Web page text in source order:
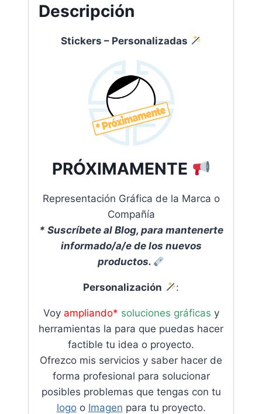
Descripción
Stickers – Personalizadas
PRÓXIMAMENTE
Representación Gráfica de la Marca o
Compañía
* Suscríbete al Blog, para mantenerte
informado/a/e de los nuevos
productos.
Personalización :
Voy ampliando* soluciones gráficas y
herramientas la para que puedas hacer
factible tu idea o proyecto.
Ofrezco mis servicios y saber hacer de
forma profesional para solucionar
posibles problemas que tengas con tu
logoo Imagen para tu proyecto.